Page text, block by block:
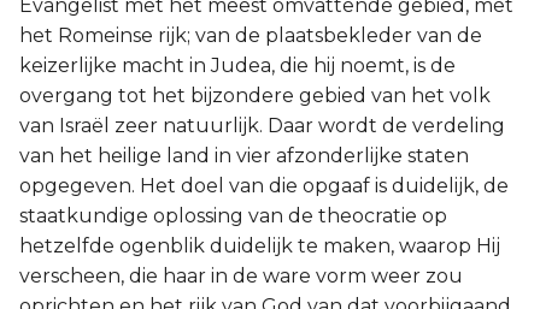
Evangelist met het meest omvattende gebied, met
het Romeinse rijk; van de plaatsbekleder van de
keizerlijke macht in Judea, die hij noemt, is de
overgang tot het bijzondere gebied van het volk
van Israël zeer natuurlijk. Daar wordt de verdeling
van het heilige land in vier afzonderlijke staten
opgegeven. Het doel van die opgaaf is duidelijk, de
staatkundige oplossing van de theocratie op
hetzelfde ogenblik duidelijk te maken, waarop Hij
verscheen, die haar in de ware vorm weer zou